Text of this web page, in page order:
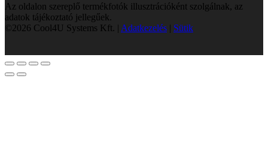
Az oldalon szereplő termékfotók illusztrációként szolgálnak, az
adatok tájékoztató jellegűek.
©2026 Cool4U Systems Kft. | Adatkezelés | Sütik